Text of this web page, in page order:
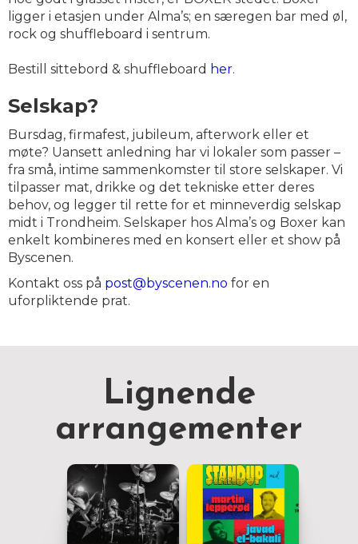
ligger i etasjen under Alma’s; en særegen bar med øl,
rock og shuffleboard i sentrum.
Bestill sittebord & shuffleboard her.
Selskap?
Bursdag, firmafest, jubileum, afterwork eller et
møte? Uansett anledning har vi lokaler som passer –
fra små, intime sammenkomster til store selskaper. Vi
tilpasser mat, drikke og det tekniske etter deres
behov, og legger til rette for et minneverdig selskap
midt i Trondheim. Selskaper hos Alma’s og Boxer kan
enkelt kombineres med en konsert eller et show på
Byscenen.
Kontakt oss på post@byscenen.no for en
uforpliktende prat.
Lignende
arrangementer